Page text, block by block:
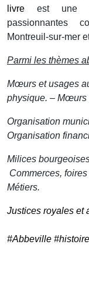
livre est une
passionnantes
Montreuil-sur-mer
Parmi les thèmes
Mœurs et usages
physique. – Mœurs
Organisation
Organisation
Milices
Commerces,
Métiers.
Justices royales et
#Abbeville